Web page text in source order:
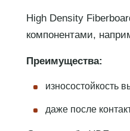
High Density
компонентами,
Преимущества:
износостойкость
даже после